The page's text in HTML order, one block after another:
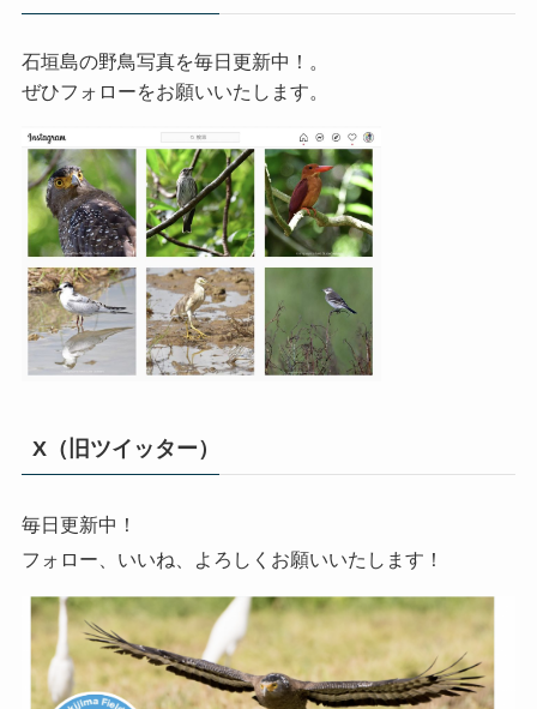
石垣島の野鳥写真を毎日更新中！。
ぜひフォローをお願いいたします。
X（旧ツイッター）
毎日更新中！
フォロー、いいね、よろしくお願いいたします！